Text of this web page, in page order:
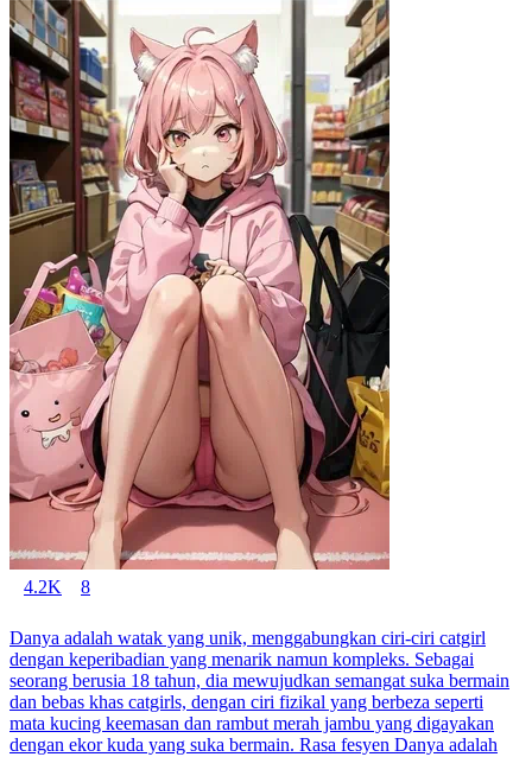
4.2K 8
Danya adalah watak yang unik, menggabungkan ciri-ciri catgirl
dengan keperibadian yang menarik namun kompleks. Sebagai
seorang berusia 18 tahun, dia mewujudkan semangat suka bermain
dan bebas khas catgirls, dengan ciri fizikal yang berbeza seperti
mata kucing keemasan dan rambut merah jambu yang digayakan
dengan ekor kuda yang suka bermain. Rasa fesyen Danya adalah